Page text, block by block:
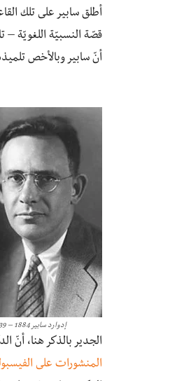
أطلق سابير على تلك
قصّة النسبيّة اللغويّة –
أنّ سابير وبالأخص
إدوارد سابير 1884 – 1939
الجدير بالذكر هنا، أنّ
المنشورات على